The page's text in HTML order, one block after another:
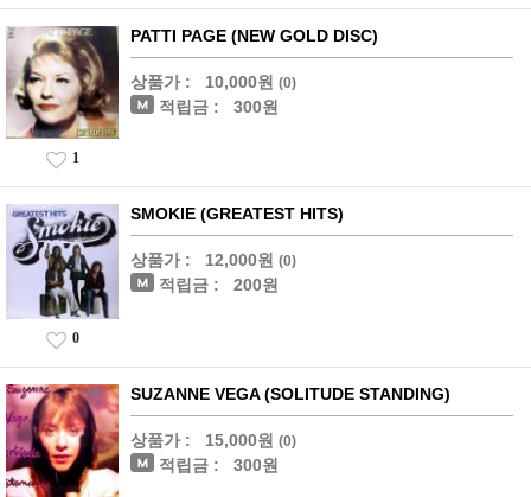
PATTI PAGE (NEW GOLD DISC)
상품가 : 10,000원 (0)
적립금 : 300원
1
SMOKIE (GREATEST HITS)
상품가 : 12,000원 (0)
적립금 : 200원
0
SUZANNE VEGA (SOLITUDE STANDING)
상품가 : 15,000원 (0)
적립금 : 300원